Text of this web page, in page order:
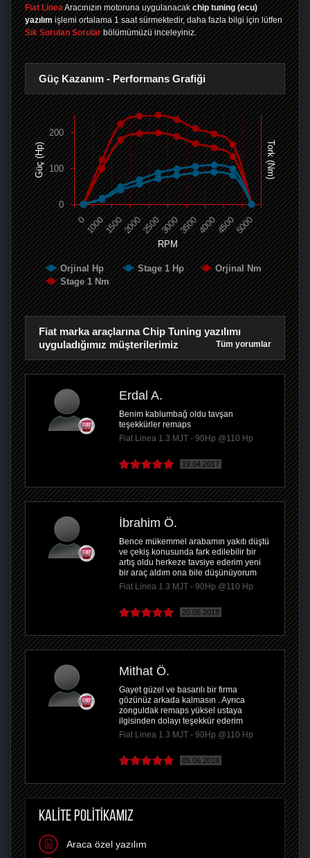
Fiat LineaAracınızın motoruna uygulanacak chip tuning (ecu)
yazılım işlemi ortalama 1 saat sürmektedir, daha fazla bilgi için lütfen
Sık Sorulan Sorular bölümümüzü inceleyiniz.
Güç Kazanım - Performans Grafiği
RPM
Güç (Hp) Tork (Nm)
Orjinal Hp Stage 1 Hp
Orjinal Nm
Stage 1 Nm
0 100015002000250030003500400045005000
0
100
200
Fiat marka araçlarına Chip Tuning yazılımı
uyguladığımız müşterilerimiz
Tüm yorumlar
Erdal A.
Benim kablumbağ oldu tavşan
teşekkürler remaps
Fiat Linea 1.3 MJT - 90Hp @110 Hp
19.04.2017
İbrahim Ö.
Bence mükemmel arabamın yakıtı düştü
ve çekiş konusunda fark edilebilir bir
artış oldu herkeze tavsiye ederim yeni
bir araç aldım ona bile düşünüyorum
Fiat Linea 1.3 MJT - 90Hp @110 Hp
20.05.2018
Mithat Ö.
Gayet güzel ve basarılı bir firma
gözünüz arkada kalmasın . Ayrıca
zonguldak remaps yüksel ustaya
ilgisinden dolayı teşekkür ederim
Fiat Linea 1.3 MJT - 90Hp @110 Hp
05.06.2018
KALİTE POLİTİKAMIZ
Araca özel yazılım